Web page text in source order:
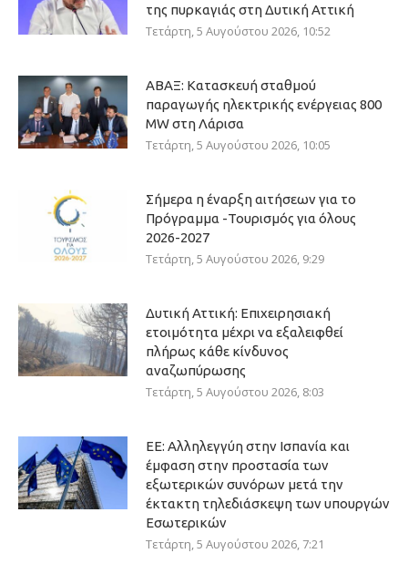
της πυρκαγιάς στη Δυτική Αττική
Τετάρτη, 5 Αυγούστου 2026, 10:52
ΑΒΑΞ: Κατασκευή σταθμού
παραγωγής ηλεκτρικής ενέργειας 800
ΜW στη Λάρισα
Τετάρτη, 5 Αυγούστου 2026, 10:05
Σήμερα η έναρξη αιτήσεων για το
Πρόγραμμα -Τουρισμός για όλους
2026-2027
Τετάρτη, 5 Αυγούστου 2026, 9:29
Δυτική Αττική: Επιχειρησιακή
ετοιμότητα μέχρι να εξαλειφθεί
πλήρως κάθε κίνδυνος
αναζωπύρωσης
Τετάρτη, 5 Αυγούστου 2026, 8:03
ΕΕ: Αλληλεγγύη στην Ισπανία και
έμφαση στην προστασία των
εξωτερικών συνόρων μετά την
έκτακτη τηλεδιάσκεψη των υπουργών
Εσωτερικών
Τετάρτη, 5 Αυγούστου 2026, 7:21